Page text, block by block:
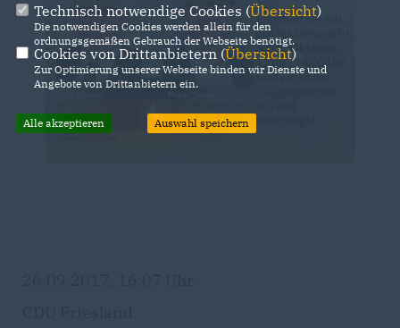
Technisch notwendige Cookies (Übersicht)
Die notwendigen Cookies werden allein für den
ordnungsgemäßen Gebrauch der Webseite benötigt.
Cookies von Drittanbietern (Übersicht)
Zur Optimierung unserer Webseite binden wir Dienste und
Angebote von Drittanbietern ein.
Alle akzeptieren Auswahl speichern